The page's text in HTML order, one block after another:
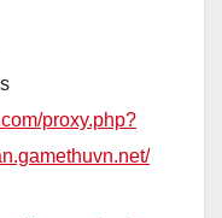
proxy.php?